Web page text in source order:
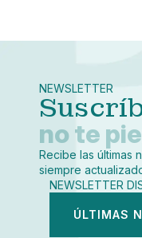
Copiar enlace
NEWSLETTER
no te
Recibe las últimas
siempre
NEWSLETTER
ÚLTIMAS